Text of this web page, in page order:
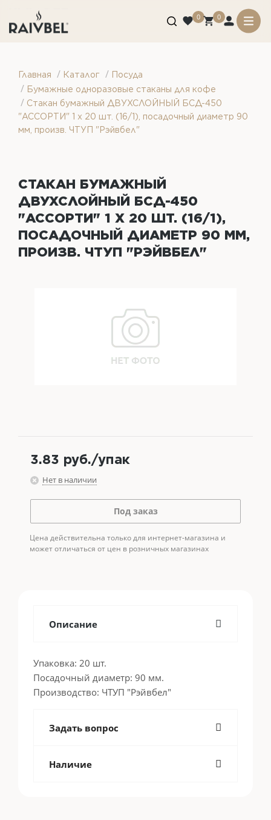
0 0
Главная / Каталог / Посуда
/ Бумажные одноразовые стаканы для кофе
/ Стакан бумажный ДВУХСЛОЙНЫЙ БСД-450
"АССОРТИ" 1 х 20 шт. (16/1), посадочный диаметр 90
мм, произв. ЧТУП "Рэйвбел"
СТАКАН БУМАЖНЫЙ
ДВУХСЛОЙНЫЙ БСД-450
"АССОРТИ" 1 Х 20 ШТ. (16/1),
ПОСАДОЧНЫЙ ДИАМЕТР 90 ММ,
ПРОИЗВ. ЧТУП "РЭЙВБЕЛ"
3.83 руб./упак
Нет в наличии
Под заказ
Цена действительна только для интернет-магазина и
может отличаться от цен в розничных магазинах
Описание
Упаковка: 20 шт.
Посадочный диаметр: 90 мм.
Производство: ЧТУП "Рэйвбел"
Задать вопрос
Наличие